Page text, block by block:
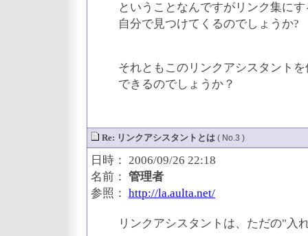
ということなんですがリンク集に
自分で見つけてくるのでしょうか?
それともこのリンクアシスタント
できるのでしょうか？
Re: リンクアシスタントとは ( No.3 )
日時： 2006/09/26 22:18
名前： 管理者
参照： http://la.aulta.net/
リンクアシスタントは、ただの"入